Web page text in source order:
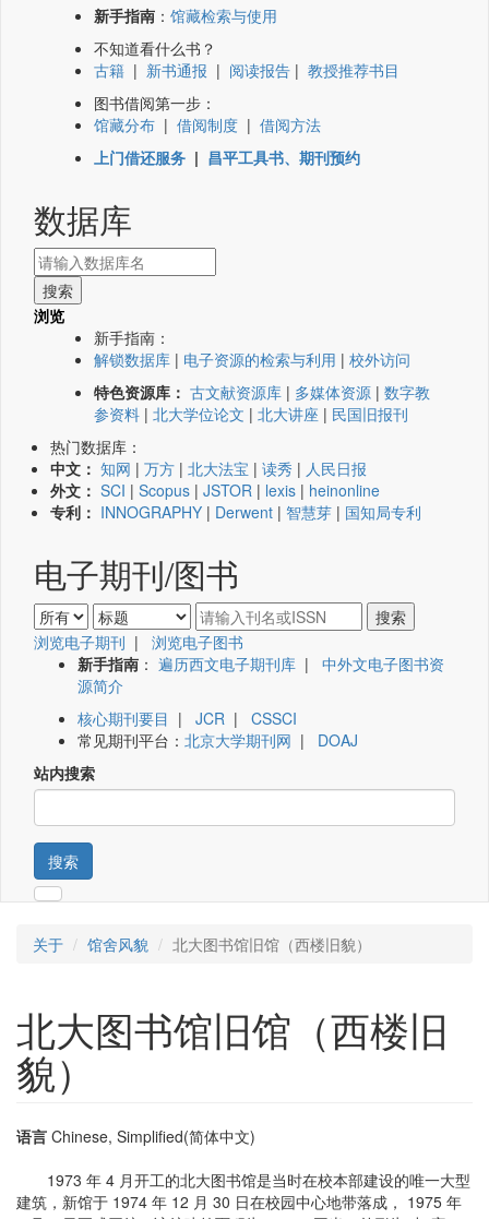
新手指南 ： 馆藏检索与使用
不知道看什么书？
古籍 | 新书通报 | 阅读报告 | 教授推荐书目
图书借阅第一步：
馆藏分布 | 借阅制度 | 借阅方法
上门借还服务 | 昌平工具书、期刊预约
数据库
浏览
新手指南：
解锁数据库 | 电子资源的检索与利用 | 校外访问
特色资源库： 古文献资源库 | 多媒体资源 | 数字教
参资料 | 北大学位论文 | 北大讲座 | 民国旧报刊
热门数据库：
中文： 知网 | 万方 | 北大法宝 | 读秀 | 人民日报
外文： SCI | Scopus | JSTOR | lexis | heinonline
专利： INNOGRAPHY | Derwent | 智慧芽 | 国知局专利
电子期刊/图书
浏览电子期刊 | 浏览电子图书
新手指南 ： 遍历西文电子期刊库 | 中外文电子图书资
源简介
核心期刊要目 | JCR | CSSCI
常见期刊平台： 北京大学期刊网 | DOAJ
站内搜索
搜索
关于 馆舍风貌 北大图书馆旧馆（西楼旧貌）
北大图书馆旧馆（西楼旧
貌）
语言 Chinese, Simplified(简体中文)
1973 年 4 月开工的北大图书馆是当时在校本部建设的唯一大型
建筑，新馆于 1974 年 12 月 30 日在校园中心地带落成， 1975 年